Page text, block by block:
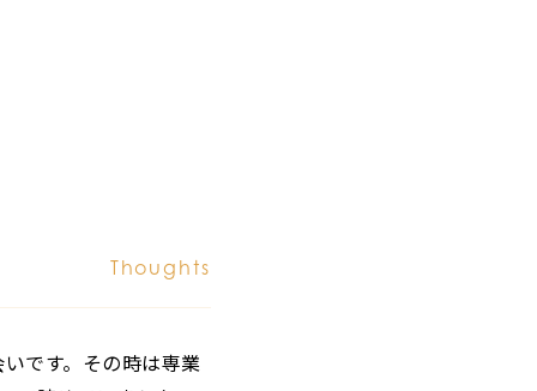
Thoughts
です。その時は専業